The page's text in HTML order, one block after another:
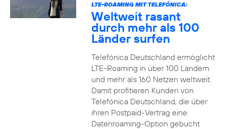
LTE-ROAMING MIT TELEFÓNICA:
Weltweit rasant
durch mehr als 100
Länder surfen
Telefónica Deutschland ermöglicht
LTE-Roaming in über 100 Ländern
und mehr als 160 Netzen weltweit.
Damit profitieren Kunden von
Telefónica Deutschland, die über
ihren Postpaid-Vertrag eine
Datenroaming-Option gebucht